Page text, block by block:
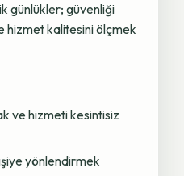
günlükler; güvenliği
hizmet kalitesini ölçmek
ve hizmeti kesintisiz
yönlendirmek